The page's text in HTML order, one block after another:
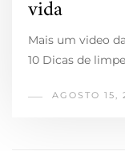
vida
Mais um video
10 Dicas de
AGOSTO 15,